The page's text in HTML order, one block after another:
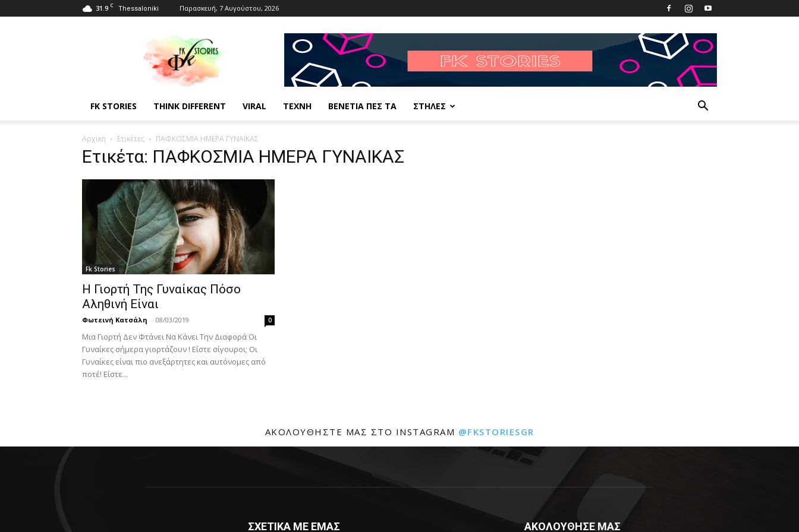
31.9 C Thessaloniki Παρασκευή, 7 Αυγούστου, 2026
Fkstories
FK STORIES THINK DIFFERENT VIRAL ΤΕΧΝΗ ΒΕΝΕΤΙΑ ΠΕΣ ΤΑ ΣΤΗΛΕΣ
Αρχική Ετικέτες ΠΑΦΚΟΣΜΙΑ ΗΜΕΡΑ ΓΥΝΑΙΚΑΣ
Ετικέτα: ΠΑΦΚΟΣΜΙΑ ΗΜΕΡΑ ΓΥΝΑΙΚΑΣ
Fk Stories
Η Γιορτή Της Γυναίκας Πόσο
Αληθινή Είναι
Φωτεινή Κατσάλη - 08/03/2019 0
Μια Γιορτή Δεν Φτάνει Nα Κάνει Την Διαφορά Οι
Γυναίκες σήμερα γιορτάζουν ! Είστε σίγουροι; Οι
Γυναίκες είναι πιο ανεξάρτητες και αυτόνομες από
ποτέ! Είστε...
ΑΚΟΛΟΥΘΉΣΤΕ ΜΑΣ ΣΤΟ INSTAGRAM @FKSTORIESGR
ΣΧΕΤΙΚΑ ΜΕ ΕΜΑΣ ΑΚΟΛΟΥΘΗΣΕ ΜΑΣ